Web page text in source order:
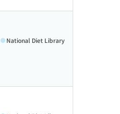
National Diet Library